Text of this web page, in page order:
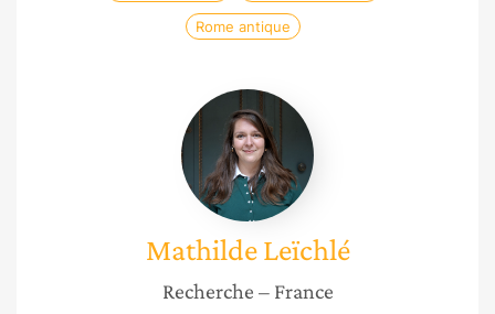
Rome antique
Mathilde
Leïchlé
Mathilde Leïchlé
Recherche – France